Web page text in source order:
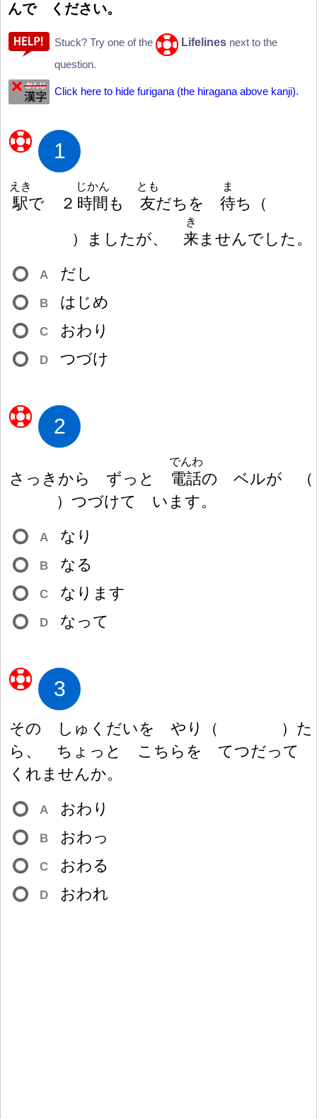
んで ください。
Stuck? Try one of the Lifelines next to the
question.
Click here to hide furigana (the hiragana above kanji).
1
駅
えき
で ２ 時間
じかん
も 友
とも
だちを 待
ま
ち
（
）
ましたが、 来
き
ませんでした。
A だし
B はじめ
C おわり
D つづけ
2
さっきから ずっと 電話
でんわ
の ベルが
（
） つづけて います。
A なり
B なる
C なります
D なって
3
その しゅくだいを やり （ ） た
ら、 ちょっと こちらを てつだって
くれませんか。
A おわり
B おわっ
C おわる
D おわれ